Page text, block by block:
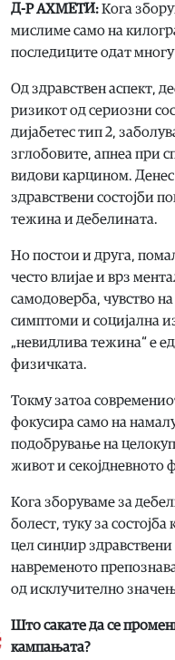
Д-Р АХМЕТИ:Кога
мислиме само на
последиците одат
Од здравствен аспект,
ризикот од сериозни
дијабетес тип 2,
зглобовите, апнеа при
видови карцином. Денес
здравствени состојби
тежина и дебелината.
Но постои и друга,
често влијае и врз
самодоверба, чувство
симптоми и социјална
„невидлива тежина“ е
физичката.
Токму затоа
фокусира само на
подобрување на
живот и секојдневното
Кога зборуваме за
болест, туку за
цел синџир
навременото
од исклучително
Што сакате да се
кампањата?